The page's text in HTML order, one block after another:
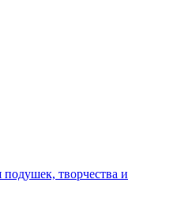
творчества и